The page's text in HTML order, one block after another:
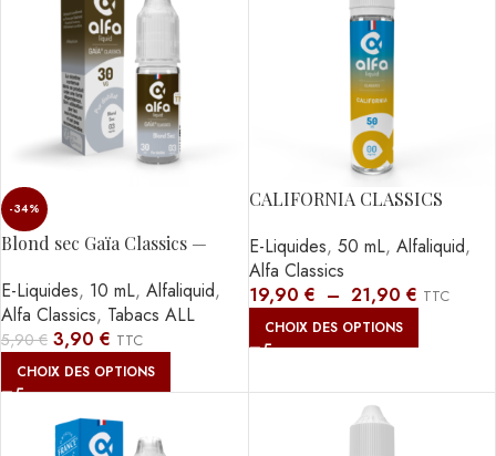
-34%
Blond sec Gaïa Classics —
E-Liquides, 10 mL, Alfaliquid,
Alfa Classics, Tabacs ALL
5,90€ 3,90 € TTC
CHOIX DES OPTIONS
CALIFORNIA CLASSICS
ALFALIQUID
E-Liquides, 50 mL, Alfaliquid,
Alfa Classics
19,90 € – 21,90 € TTC
CHOIX DES OPTIONS